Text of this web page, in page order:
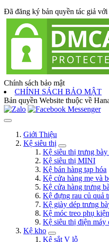
Đã đăng ký bản quyền tác giả
Chính sách bảo mật
CHÍNH SÁCH BẢO MẬT
Bản quyền Website thuộc về
Giới Thiệu
Kệ siêu thị
Kệ siêu thị trưng bày
Kệ siêu thị MINI
Kệ bán hàng tạp hóa
Kệ cửa hàng mẹ và
Kệ cửa hàng trưng
Kệ đựng rau củ quả
Kệ giày dép trưng
Kệ móc treo phụ kiện
Kệ siêu thị điện máy
Kệ kho
Kệ sắt V lỗ